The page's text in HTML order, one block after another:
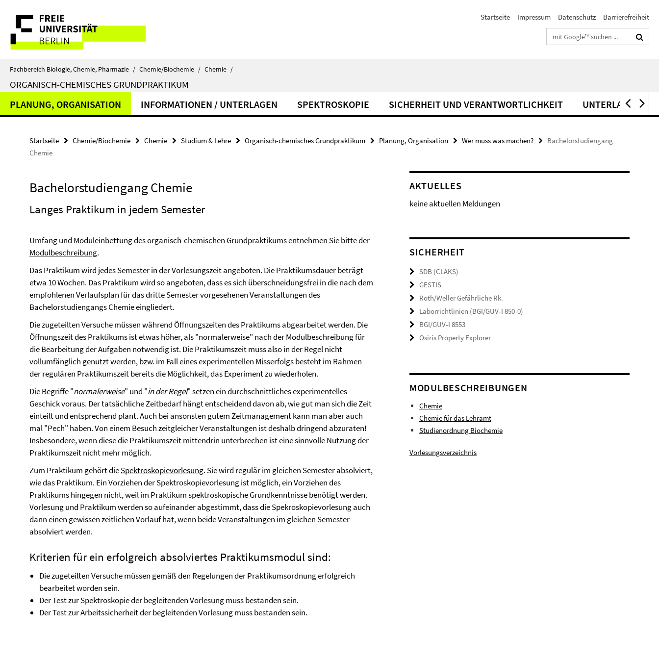
direkt
Inhalt
Service-
Navigation
Startseite Impressum Datenschutz
Barrierefreiheit
Suchbegriffe
Fachbereich Biologie, Chemie, Pharmazie / Chemie/Biochemie / Chemie /
ORGANISCH-CHEMISCHES GRUNDPRAKTIKUM
PLANUNG, ORGANISATION INFORMATIONEN / UNTERLAGEN SPEKTROSKOPIE SICHERHEIT UND VERANTWORTLICHKEIT UNTERLAGEN
Startseite Chemie/Biochemie Chemie Studium & Lehre Organisch-chemisches Grundpraktikum Planung, Organisation Wer muss was machen?
Bachelorstudiengang
Chemie
Bachelorstudiengang Chemie
Langes Praktikum in jedem Semester
Umfang und Moduleinbettung des organisch-chemischen Grundpraktikums entnehmen Sie bitte der
Modulbeschreibung.
Das Praktikum wird jedes Semester in der Vorlesungszeit angeboten. Die Praktikumsdauer beträgt
etwa 10 Wochen. Das Praktikum wird so angeboten, dass es sich überschneidungsfrei in die nach dem
empfohlenen Verlaufsplan für das dritte Semester vorgesehenen Veranstaltungen des
Bachelorstudiengangs Chemie eingliedert.
Die zugeteilten Versuche müssen während Öffnungszeiten des Praktikums abgearbeitet werden. Die
Öffnungszeit des Praktikums ist etwas höher, als "normalerweise" nach der Modulbeschreibung für
die Bearbeitung der Aufgaben notwendig ist. Die Praktikumszeit muss also in der Regel nicht
vollumfänglich genutzt werden, bzw. im Fall eines experimentellen Misserfolgs besteht im Rahmen
der regulären Praktikumszeit bereits die Möglichkeit, das Experiment zu wiederholen.
Die Begriffe "normalerweise" und "in der Regel" setzen ein durchschnittliches experimentelles
Geschick voraus. Der tatsächliche Zeitbedarf hängt entscheidend davon ab, wie gut man sich die Zeit
einteilt und entsprechend plant. Auch bei ansonsten gutem Zeitmanagement kann man aber auch
mal "Pech" haben. Von einem Besuch zeitgleicher Veranstaltungen ist deshalb dringend abzuraten!
Insbesondere, wenn diese die Praktikumszeit mittendrin unterbrechen ist eine sinnvolle Nutzung der
Praktikumszeit nicht mehr möglich.
Zum Praktikum gehört dieSpektroskopievorlesung. Sie wird regulär im gleichen Semester absolviert,
wie das Praktikum. Ein Vorziehen der Spektroskopievorlesung ist möglich, ein Vorziehen des
Praktikums hingegen nicht, weil im Praktikum spektroskopische Grundkenntnisse benötigt werden.
Vorlesung und Praktikum werden so aufeinander abgestimmt, dass die Spekroskopievorlesung auch
dann einen gewissen zeitlichen Vorlauf hat, wenn beide Veranstaltungen im gleichen Semester
absolviert werden.
Kriterien für ein erfolgreich absolviertes Praktikumsmodul sind:
Die zugeteilten Versuche müssen gemäß den Regelungen der Praktikumsordnung erfolgreich
bearbeitet worden sein.
Der Test zur Spektroskopie der begleitenden Vorlesung muss bestanden sein.
Der Test zur Arbeitssicherheit der begleitenden Vorlesung muss bestanden sein.
AKTUELLES
keine aktuellen Meldungen
SICHERHEIT
SDB (CLAKS)
GESTIS
Roth/Weller Gefährliche Rk.
Laborrichtlinien (BGI/GUV-I 850-0)
BGI/GUV-I 8553
Osiris Property Explorer
MODULBESCHREIBUNGEN
Chemie
Chemie für das Lehramt
Studienordnung Biochemie
Vorlesungsverzeichnis